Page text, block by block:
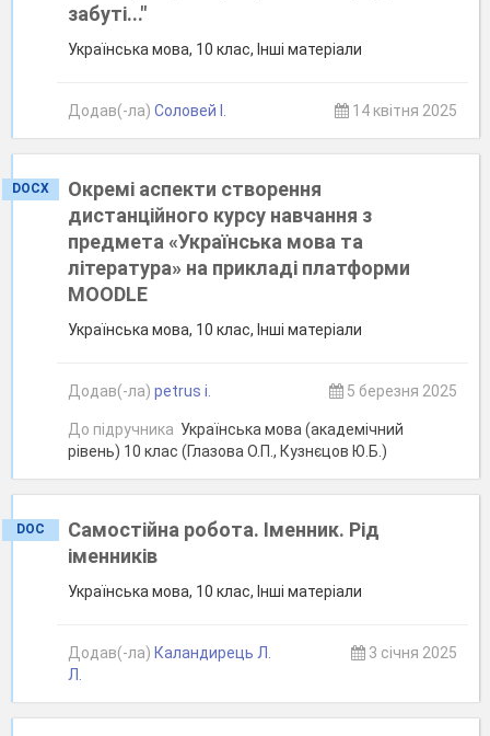
забуті..."
Українська мова, 10 клас, Інші матеріали
Додав(-ла) Соловей І. 14 квітня 2025
DOCX
Окремі аспекти створення
дистанційного курсу навчання з
предмета «Українська мова та
література» на прикладі платформи
MOODLE
Українська мова, 10 клас, Інші матеріали
Додав(-ла) petrus i. 5 березня 2025
До підручника Українська мова (академічний
рівень) 10 клас (Глазова О.П., Кузнєцов Ю.Б.)
DOC
Самостійна робота. Іменник. Рід
іменників
Українська мова, 10 клас, Інші матеріали
Додав(-ла) Каландирець Л.
Л.
3 січня 2025